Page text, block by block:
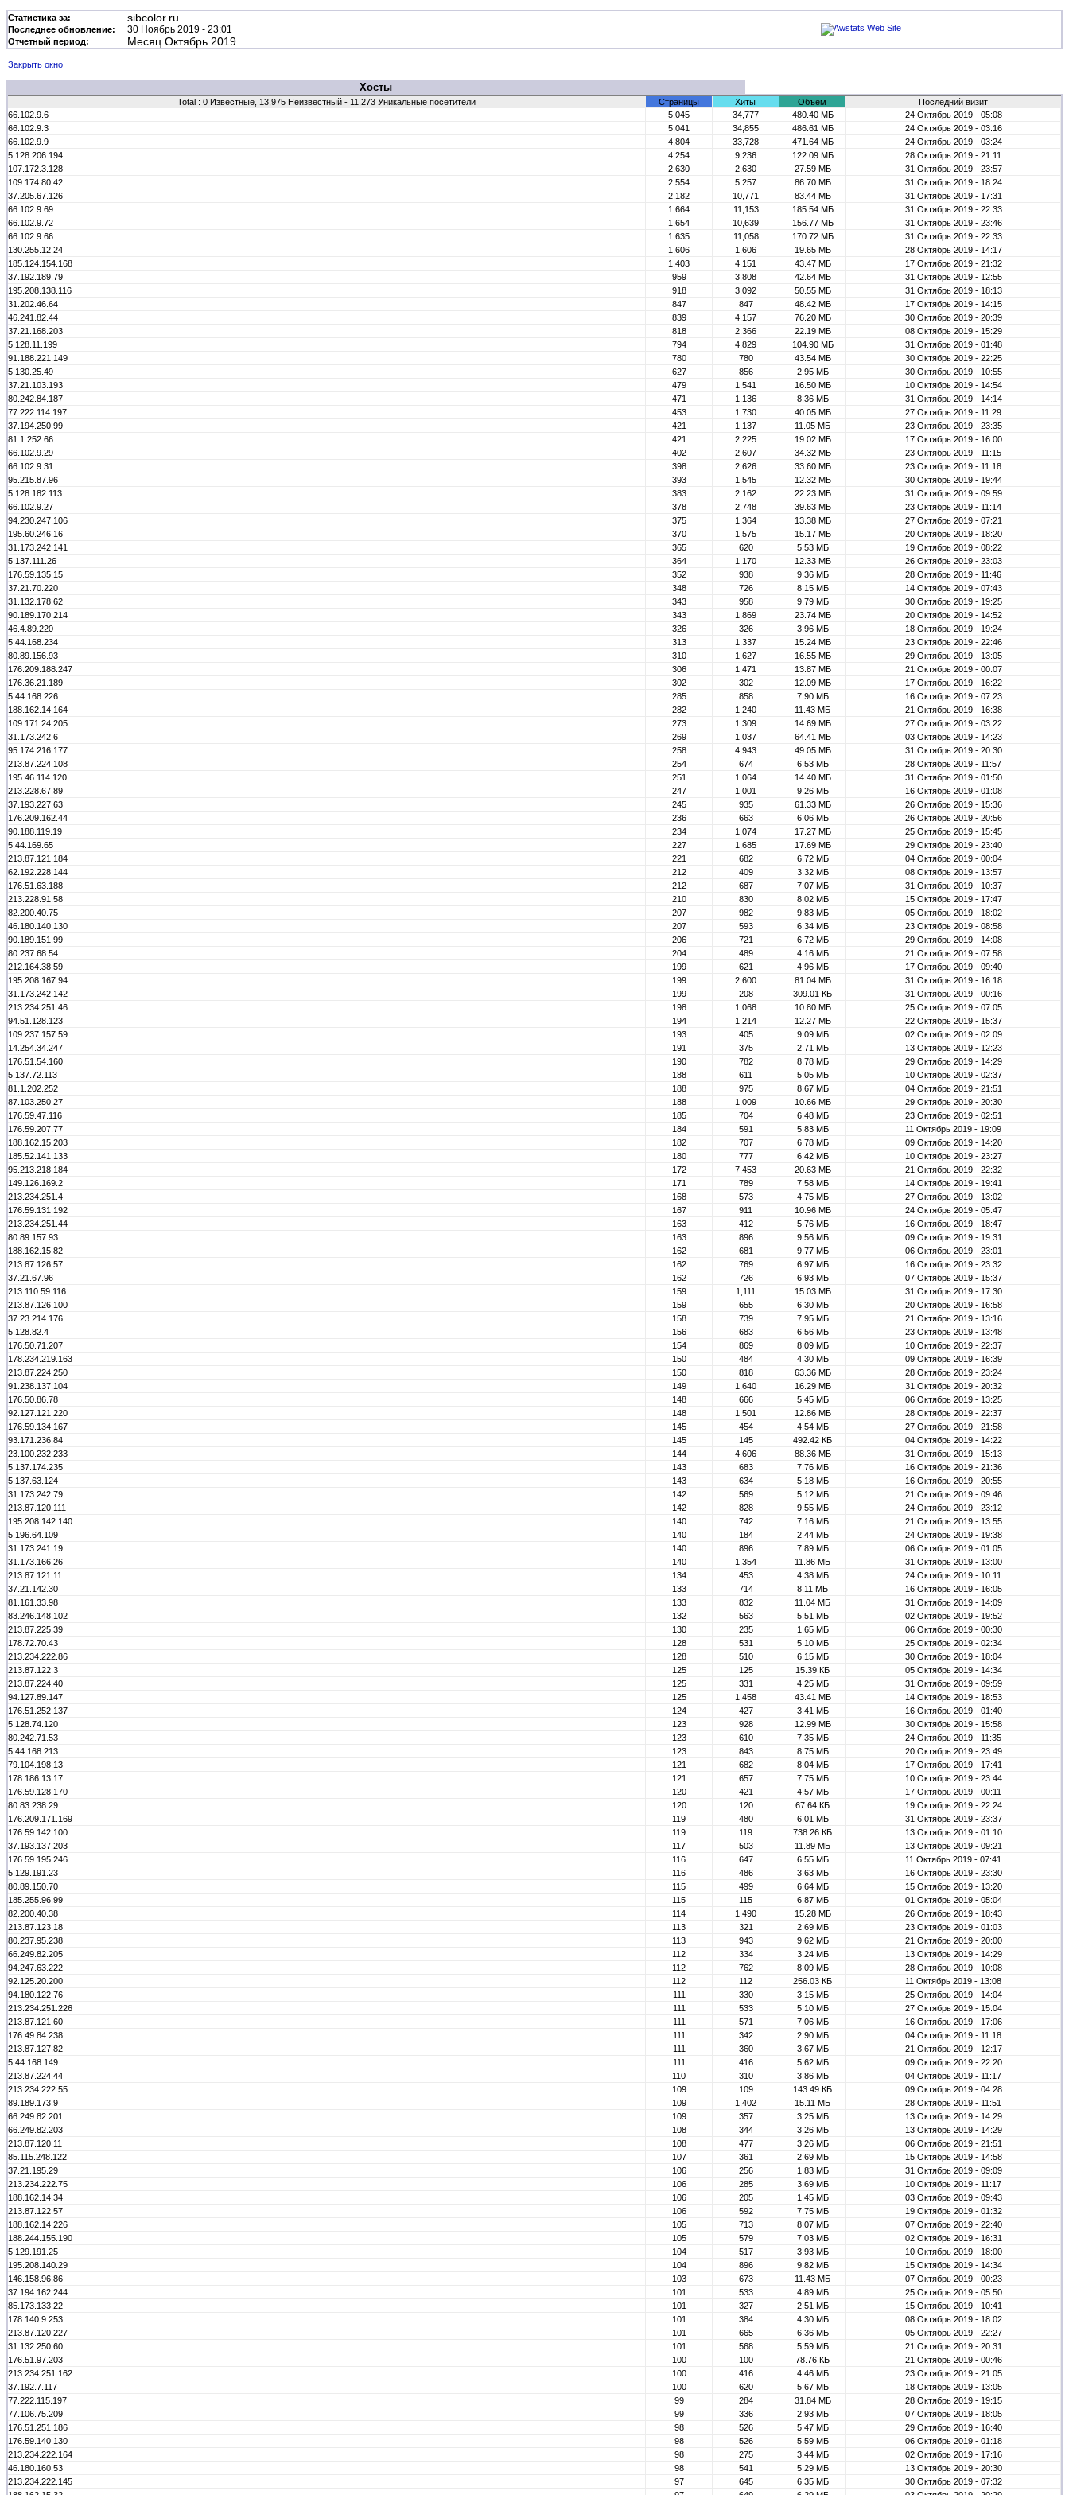
Статистика за: sibcolor.ru
Последнее обновление: 30 Ноябрь 2019 - 23:01
Отчетный период: Месяц Октябрь 2019
Закрыть окно
Хосты
Total : 0 Известные, 13,975 Неизвестный - 11,273 Уникальные посетители Страницы Хиты Объем
Последний визит
66.102.9.6
5,045 34,777 480.40 МБ
24 Октябрь 2019 - 05:08
66.102.9.3
5,041 34,855 486.61 МБ
24 Октябрь 2019 - 03:16
66.102.9.9
4,804 33,728 471.64 МБ
24 Октябрь 2019 - 03:24
5.128.206.194
4,254 9,236 122.09 МБ
28 Октябрь 2019 - 21:11
107.172.3.128
2,630 2,630 27.59 МБ
31 Октябрь 2019 - 23:57
109.174.80.42
2,554 5,257 86.70 МБ
31 Октябрь 2019 - 18:24
37.205.67.126
2,182 10,771 83.44 МБ
31 Октябрь 2019 - 17:31
66.102.9.69
1,664 11,153 185.54 МБ
31 Октябрь 2019 - 22:33
66.102.9.72
1,654 10,639 156.77 МБ
31 Октябрь 2019 - 23:46
66.102.9.66
1,635 11,058 170.72 МБ
31 Октябрь 2019 - 22:33
130.255.12.24
1,606 1,606 19.65 МБ
28 Октябрь 2019 - 14:17
185.124.154.168
1,403 4,151 43.47 МБ
17 Октябрь 2019 - 21:32
37.192.189.79
959 3,808 42.64 МБ
31 Октябрь 2019 - 12:55
195.208.138.116
918 3,092 50.55 МБ
31 Октябрь 2019 - 18:13
31.202.46.64
847 847 48.42 МБ
17 Октябрь 2019 - 14:15
46.241.82.44
839 4,157 76.20 МБ
30 Октябрь 2019 - 20:39
37.21.168.203
818 2,366 22.19 МБ
08 Октябрь 2019 - 15:29
5.128.11.199
794 4,829 104.90 МБ
31 Октябрь 2019 - 01:48
91.188.221.149
780 780 43.54 МБ
30 Октябрь 2019 - 22:25
5.130.25.49
627 856 2.95 МБ
30 Октябрь 2019 - 10:55
37.21.103.193
479 1,541 16.50 МБ
10 Октябрь 2019 - 14:54
80.242.84.187
471 1,136 8.36 МБ
31 Октябрь 2019 - 14:14
77.222.114.197
453 1,730 40.05 МБ
27 Октябрь 2019 - 11:29
37.194.250.99
421 1,137 11.05 МБ
23 Октябрь 2019 - 23:35
81.1.252.66
421 2,225 19.02 МБ
17 Октябрь 2019 - 16:00
66.102.9.29
402 2,607 34.32 МБ
23 Октябрь 2019 - 11:15
66.102.9.31
398 2,626 33.60 МБ
23 Октябрь 2019 - 11:18
95.215.87.96
393 1,545 12.32 МБ
30 Октябрь 2019 - 19:44
5.128.182.113
383 2,162 22.23 МБ
31 Октябрь 2019 - 09:59
66.102.9.27
378 2,748 39.63 МБ
23 Октябрь 2019 - 11:14
94.230.247.106
375 1,364 13.38 МБ
27 Октябрь 2019 - 07:21
195.60.246.16
370 1,575 15.17 МБ
20 Октябрь 2019 - 18:20
31.173.242.141
365 620 5.53 МБ
19 Октябрь 2019 - 08:22
5.137.111.26
364 1,170 12.33 МБ
26 Октябрь 2019 - 23:03
176.59.135.15
352 938 9.36 МБ
28 Октябрь 2019 - 11:46
37.21.70.220
348 726 8.15 МБ
14 Октябрь 2019 - 07:43
31.132.178.62
343 958 9.79 МБ
30 Октябрь 2019 - 19:25
90.189.170.214
343 1,869 23.74 МБ
20 Октябрь 2019 - 14:52
46.4.89.220
326 326 3.96 МБ
18 Октябрь 2019 - 19:24
5.44.168.234
313 1,337 15.24 МБ
23 Октябрь 2019 - 22:46
80.89.156.93
310 1,627 16.55 МБ
29 Октябрь 2019 - 13:05
176.209.188.247
306 1,471 13.87 МБ
21 Октябрь 2019 - 00:07
176.36.21.189
302 302 12.09 МБ
17 Октябрь 2019 - 16:22
5.44.168.226
285 858 7.90 МБ
16 Октябрь 2019 - 07:23
188.162.14.164
282 1,240 11.43 МБ
21 Октябрь 2019 - 16:38
109.171.24.205
273 1,309 14.69 МБ
27 Октябрь 2019 - 03:22
31.173.242.6
269 1,037 64.41 МБ
03 Октябрь 2019 - 14:23
95.174.216.177
258 4,943 49.05 МБ
31 Октябрь 2019 - 20:30
213.87.224.108
254 674 6.53 МБ
28 Октябрь 2019 - 11:57
195.46.114.120
251 1,064 14.40 МБ
31 Октябрь 2019 - 01:50
213.228.67.89
247 1,001 9.26 МБ
16 Октябрь 2019 - 01:08
37.193.227.63
245 935 61.33 МБ
26 Октябрь 2019 - 15:36
176.209.162.44
236 663 6.06 МБ
26 Октябрь 2019 - 20:56
90.188.119.19
234 1,074 17.27 МБ
25 Октябрь 2019 - 15:45
5.44.169.65
227 1,685 17.69 МБ
29 Октябрь 2019 - 23:40
213.87.121.184
221 682 6.72 МБ
04 Октябрь 2019 - 00:04
62.192.228.144
212 409 3.32 МБ
08 Октябрь 2019 - 13:57
176.51.63.188
212 687 7.07 МБ
31 Октябрь 2019 - 10:37
213.228.91.58
210 830 8.02 МБ
15 Октябрь 2019 - 17:47
82.200.40.75
207 982 9.83 МБ
05 Октябрь 2019 - 18:02
46.180.140.130
207 593 6.34 МБ
23 Октябрь 2019 - 08:58
90.189.151.99
206 721 6.72 МБ
29 Октябрь 2019 - 14:08
80.237.68.54
204 489 4.16 МБ
21 Октябрь 2019 - 07:58
212.164.38.59
199 621 4.96 МБ
17 Октябрь 2019 - 09:40
195.208.167.94
199 2,600 81.04 МБ
31 Октябрь 2019 - 16:18
31.173.242.142
199 208 309.01 КБ
31 Октябрь 2019 - 00:16
213.234.251.46
198 1,068 10.80 МБ
25 Октябрь 2019 - 07:05
94.51.128.123
194 1,214 12.27 МБ
22 Октябрь 2019 - 15:37
109.237.157.59
193 405 9.09 МБ
02 Октябрь 2019 - 02:09
14.254.34.247
191 375 2.71 МБ
13 Октябрь 2019 - 12:23
176.51.54.160
190 782 8.78 МБ
29 Октябрь 2019 - 14:29
5.137.72.113
188 611 5.05 МБ
10 Октябрь 2019 - 02:37
81.1.202.252
188 975 8.67 МБ
04 Октябрь 2019 - 21:51
87.103.250.27
188 1,009 10.66 МБ
29 Октябрь 2019 - 20:30
176.59.47.116
185 704 6.48 МБ
23 Октябрь 2019 - 02:51
176.59.207.77
184 591 5.83 МБ
11 Октябрь 2019 - 19:09
188.162.15.203
182 707 6.78 МБ
09 Октябрь 2019 - 14:20
185.52.141.133
180 777 6.42 МБ
10 Октябрь 2019 - 23:27
95.213.218.184
172 7,453 20.63 МБ
21 Октябрь 2019 - 22:32
149.126.169.2
171 789 7.58 МБ
14 Октябрь 2019 - 19:41
213.234.251.4
168 573 4.75 МБ
27 Октябрь 2019 - 13:02
176.59.131.192
167 911 10.96 МБ
24 Октябрь 2019 - 05:47
213.234.251.44
163 412 5.76 МБ
16 Октябрь 2019 - 18:47
80.89.157.93
163 896 9.56 МБ
09 Октябрь 2019 - 19:31
188.162.15.82
162 681 9.77 МБ
06 Октябрь 2019 - 23:01
213.87.126.57
162 769 6.97 МБ
16 Октябрь 2019 - 23:32
37.21.67.96
162 726 6.93 МБ
07 Октябрь 2019 - 15:37
213.110.59.116
159 1,111 15.03 МБ
31 Октябрь 2019 - 17:30
213.87.126.100
159 655 6.30 МБ
20 Октябрь 2019 - 16:58
37.23.214.176
158 739 7.95 МБ
21 Октябрь 2019 - 13:16
5.128.82.4
156 683 6.56 МБ
23 Октябрь 2019 - 13:48
176.50.71.207
154 869 8.09 МБ
10 Октябрь 2019 - 22:37
178.234.219.163
150 484 4.30 МБ
09 Октябрь 2019 - 16:39
213.87.224.250
150 818 63.36 МБ
28 Октябрь 2019 - 23:24
91.238.137.104
149 1,640 16.29 МБ
31 Октябрь 2019 - 20:32
176.50.86.78
148 666 5.45 МБ
06 Октябрь 2019 - 13:25
92.127.121.220
148 1,501 12.86 МБ
28 Октябрь 2019 - 22:37
176.59.134.167
145 454 4.54 МБ
27 Октябрь 2019 - 21:58
93.171.236.84
145 145 492.42 КБ
04 Октябрь 2019 - 14:22
23.100.232.233
144 4,606 88.36 МБ
31 Октябрь 2019 - 15:13
5.137.174.235
143 683 7.76 МБ
16 Октябрь 2019 - 21:36
5.137.63.124
143 634 5.18 МБ
16 Октябрь 2019 - 20:55
31.173.242.79
142 569 5.12 МБ
21 Октябрь 2019 - 09:46
213.87.120.111
142 828 9.55 МБ
24 Октябрь 2019 - 23:12
195.208.142.140
140 742 7.16 МБ
21 Октябрь 2019 - 13:55
5.196.64.109
140 184 2.44 МБ
24 Октябрь 2019 - 19:38
31.173.241.19
140 896 7.89 МБ
06 Октябрь 2019 - 01:05
31.173.166.26
140 1,354 11.86 МБ
31 Октябрь 2019 - 13:00
213.87.121.11
134 453 4.38 МБ
24 Октябрь 2019 - 10:11
37.21.142.30
133 714 8.11 МБ
16 Октябрь 2019 - 16:05
81.161.33.98
133 832 11.04 МБ
31 Октябрь 2019 - 14:09
83.246.148.102
132 563 5.51 МБ
02 Октябрь 2019 - 19:52
213.87.225.39
130 235 1.65 МБ
06 Октябрь 2019 - 00:30
178.72.70.43
128 531 5.10 МБ
25 Октябрь 2019 - 02:34
213.234.222.86
128 510 6.15 МБ
30 Октябрь 2019 - 18:04
213.87.122.3
125 125 15.39 КБ
05 Октябрь 2019 - 14:34
213.87.224.40
125 331 4.25 МБ
31 Октябрь 2019 - 09:59
94.127.89.147
125 1,458 43.41 МБ
14 Октябрь 2019 - 18:53
176.51.252.137
124 427 3.41 МБ
16 Октябрь 2019 - 01:40
5.128.74.120
123 928 12.99 МБ
30 Октябрь 2019 - 15:58
80.242.71.53
123 610 7.35 МБ
24 Октябрь 2019 - 11:35
5.44.168.213
123 843 8.75 МБ
20 Октябрь 2019 - 23:49
79.104.198.13
121 682 8.04 МБ
17 Октябрь 2019 - 17:41
178.186.13.17
121 657 7.75 МБ
10 Октябрь 2019 - 23:44
176.59.128.170
120 421 4.57 МБ
17 Октябрь 2019 - 00:11
80.83.238.29
120 120 67.64 КБ
19 Октябрь 2019 - 22:24
176.209.171.169
119 480 6.01 МБ
31 Октябрь 2019 - 23:37
176.59.142.100
119 119 738.26 КБ
13 Октябрь 2019 - 01:10
37.193.137.203
117 503 11.89 МБ
13 Октябрь 2019 - 09:21
176.59.195.246
116 647 6.55 МБ
11 Октябрь 2019 - 07:41
5.129.191.23
116 486 3.63 МБ
16 Октябрь 2019 - 23:30
80.89.150.70
115 499 6.64 МБ
15 Октябрь 2019 - 13:20
185.255.96.99
115 115 6.87 МБ
01 Октябрь 2019 - 05:04
82.200.40.38
114 1,490 15.28 МБ
26 Октябрь 2019 - 18:43
213.87.123.18
113 321 2.69 МБ
23 Октябрь 2019 - 01:03
80.237.95.238
113 943 9.62 МБ
21 Октябрь 2019 - 20:00
66.249.82.205
112 334 3.24 МБ
13 Октябрь 2019 - 14:29
94.247.63.222
112 762 8.09 МБ
28 Октябрь 2019 - 10:08
92.125.20.200
112 112 256.03 КБ
11 Октябрь 2019 - 13:08
94.180.122.76
111 330 3.15 МБ
25 Октябрь 2019 - 14:04
213.234.251.226
111 533 5.10 МБ
27 Октябрь 2019 - 15:04
213.87.121.60
111 571 7.06 МБ
16 Октябрь 2019 - 17:06
176.49.84.238
111 342 2.90 МБ
04 Октябрь 2019 - 11:18
213.87.127.82
111 360 3.67 МБ
21 Октябрь 2019 - 12:17
5.44.168.149
111 416 5.62 МБ
09 Октябрь 2019 - 22:20
213.87.224.44
110 310 3.86 МБ
04 Октябрь 2019 - 11:17
213.234.222.55
109 109 143.49 КБ
09 Октябрь 2019 - 04:28
89.189.173.9
109 1,402 15.11 МБ
28 Октябрь 2019 - 11:51
66.249.82.201
109 357 3.25 МБ
13 Октябрь 2019 - 14:29
66.249.82.203
108 344 3.26 МБ
13 Октябрь 2019 - 14:29
213.87.120.11
108 477 3.26 МБ
06 Октябрь 2019 - 21:51
85.115.248.122
107 361 2.69 МБ
15 Октябрь 2019 - 14:58
37.21.195.29
106 256 1.83 МБ
31 Октябрь 2019 - 09:09
213.234.222.75
106 285 3.69 МБ
10 Октябрь 2019 - 11:17
188.162.14.34
106 205 1.45 МБ
03 Октябрь 2019 - 09:43
213.87.122.57
106 592 7.75 МБ
19 Октябрь 2019 - 01:32
188.162.14.226
105 713 8.07 МБ
07 Октябрь 2019 - 22:40
188.244.155.190
105 579 7.03 МБ
02 Октябрь 2019 - 16:31
5.129.191.25
104 517 3.93 МБ
10 Октябрь 2019 - 18:00
195.208.140.29
104 896 9.82 МБ
15 Октябрь 2019 - 14:34
146.158.96.86
103 673 11.43 МБ
07 Октябрь 2019 - 00:23
37.194.162.244
101 533 4.89 МБ
25 Октябрь 2019 - 05:50
85.173.133.22
101 327 2.51 МБ
15 Октябрь 2019 - 10:41
178.140.9.253
101 384 4.30 МБ
08 Октябрь 2019 - 18:02
213.87.120.227
101 665 6.36 МБ
05 Октябрь 2019 - 22:27
31.132.250.60
101 568 5.59 МБ
21 Октябрь 2019 - 20:31
176.51.97.203
100 100 78.76 КБ
21 Октябрь 2019 - 00:46
213.234.251.162
100 416 4.46 МБ
23 Октябрь 2019 - 21:05
37.192.7.117
100 620 5.67 МБ
18 Октябрь 2019 - 13:05
77.222.115.197
99 284 31.84 МБ
28 Октябрь 2019 - 19:15
77.106.75.209
99 336 2.93 МБ
07 Октябрь 2019 - 18:05
176.51.251.186
98 526 5.47 МБ
29 Октябрь 2019 - 16:40
176.59.140.130
98 526 5.59 МБ
06 Октябрь 2019 - 01:18
213.234.222.164
98 275 3.44 МБ
02 Октябрь 2019 - 17:16
46.180.160.53
98 541 5.29 МБ
13 Октябрь 2019 - 20:30
213.234.222.145
97 645 6.35 МБ
30 Октябрь 2019 - 07:32